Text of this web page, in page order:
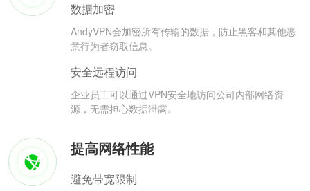
数据加密
AndyVPN会加密所有传输的数据，防止黑客和其他恶
意行为者窃取信息。
安全远程访问
企业员工可以通过VPN安全地访问公司内部网络资
源，无需担心数据泄露。
提高网络性能
避免带宽限制